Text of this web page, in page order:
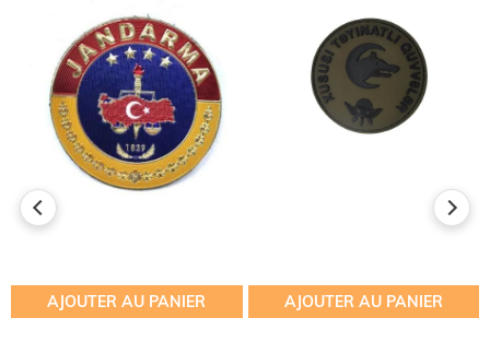
AJOUTER AU PANIER AJOUTER AU PANIER